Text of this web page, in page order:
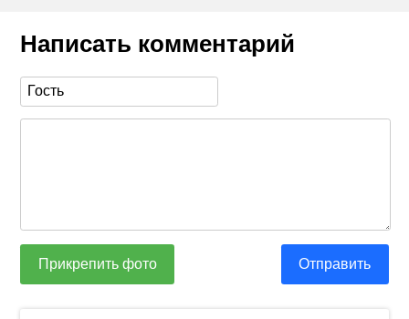
Написать комментарий
Прикрепить фото Отправить